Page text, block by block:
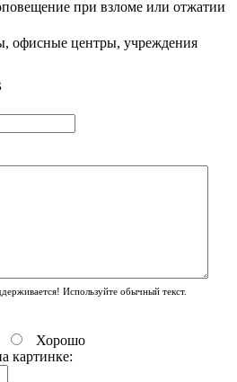
при взломе или отжатии
офисные центры, учреждения
Используйте обычный текст.
Хорошо
картинке: